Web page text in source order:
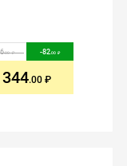
.00 -82.00
344.00